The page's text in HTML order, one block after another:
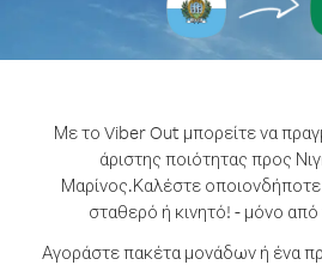
Με το Viber Out μπορείτε να
άριστης ποιότητας προς
Μαρίνος.Καλέστε οποιονδήποτε
σταθερό ή κινητό! - μόνο
Αγοράστε πακέτα μονάδων ή ένα